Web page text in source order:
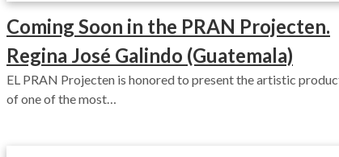
Coming Soon in the PRAN Projecten​.
Regina José Galindo (Guatemala)
EL PRAN Projecten is honored to present the artistic
of one of the most…